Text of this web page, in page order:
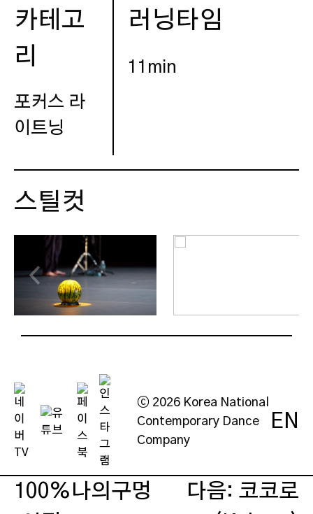
Sert)
조명
유성희
안남근
김도완
김선주
지미 세
(Jimmy
없이 편집되고 다듬어
그리고 그 과정에서 생
금도 영광의 일인자가
카테고
리
포커스 라
이트닝
러닝타임
11min
스틸컷
다음: 코코로
100%나의구멍
ⓒ 2026 Korea National
Contemporary Dance
Company
EN